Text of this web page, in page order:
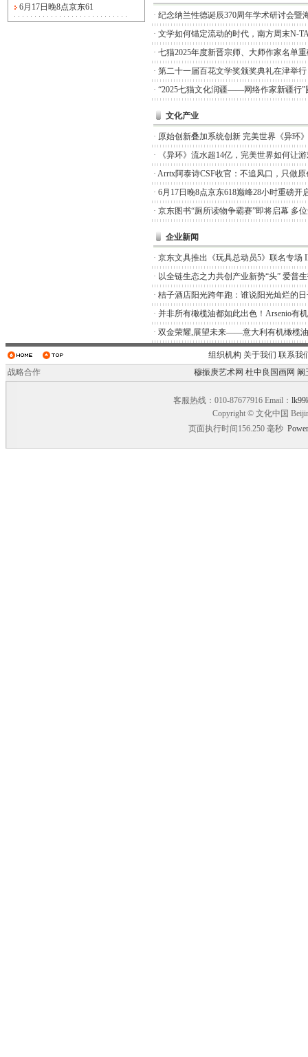
6月17日晚8点京东61
· 纪念纳兰性德诞辰370周年学术研讨会暨
· 文学如何锚定流动的时代，南方周末N-
· 七猫2025年度新晋宗师、大师作家名单
· 第二十一届百花文学奖颁奖典礼在津举行
· “2025七猫文化润疆——网络作家新疆行”
文化产业
· 原始创新叠加系统创新 完美世界《异环
·
《异环》流水超14亿，完美世界如何让游
· Arrtx阿泰诗CSF收官：不追风口，只做原
· 6月17日晚8点京东618巅峰28小时重磅开
· 京东图书“厕所读物争霸赛”即将启幕 多
企业新闻
· 京东文具推出《玩具总动员5》联名专场
· 以全链生态之力共创产业新势“头” 爱普
· 桔子酒店阳光跨年跑：谁说阳光灿烂的
· 并非所有橄榄油都如此出色！Arsenio有
· 双金荣耀,展望未来——意大利有机橄榄
组织机构 关于我们 联系我
战略合作
穆振庚艺术网 杜中良国画网 阚
客服热线：010-87677916 Email：
Copyright © 文化中国
页面执行时间156.250 毫秒